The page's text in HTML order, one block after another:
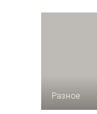
Разное